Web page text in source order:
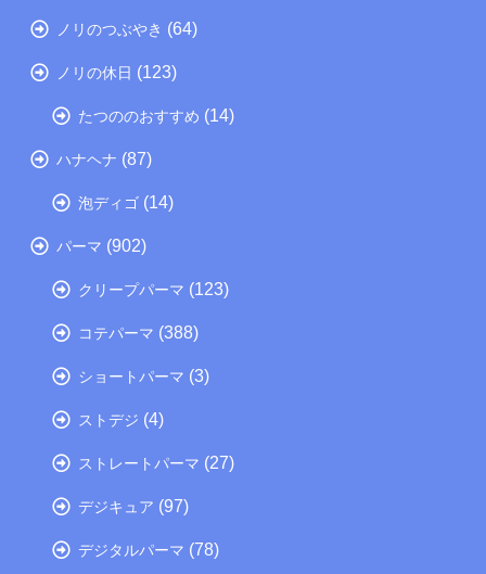
ノリのつぶやき (64)
ノリの休日 (123)
たつののおすすめ (14)
ハナヘナ (87)
泡ディゴ (14)
パーマ (902)
クリープパーマ (123)
コテパーマ (388)
ショートパーマ (3)
ストデジ (4)
ストレートパーマ (27)
デジキュア (97)
デジタルパーマ (78)